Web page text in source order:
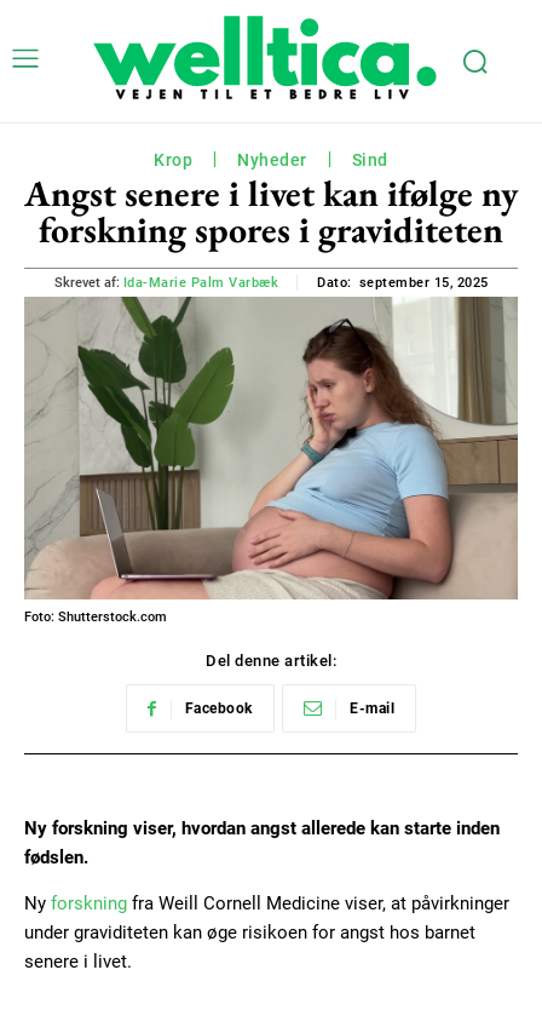
Krop Nyheder Sind
Angst senere i livet kan ifølge ny
forskning spores i graviditeten
Skrevet af: Ida-Marie Palm Varbæk Dato: september 15, 2025
Foto: Shutterstock.com
Del denne artikel:
Facebook E-mail
Ny forskning viser, hvordan angst allerede kan starte inden
fødslen.
Ny forskning fra Weill Cornell Medicine viser, at påvirkninger
under graviditeten kan øge risikoen for angst hos barnet
senere i livet.